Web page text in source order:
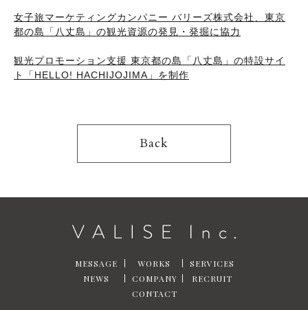
女子旅マーケティングカンパニー バリーズ株式会社、東京
都の島「八丈島」の観光資源の発見・発掘に協力
観光プロモーション支援 東京都の島「八丈島」の特設サイ
ト「HELLO! HACHIJOJIMA」を制作
Back
MESSAGE WORKS
SERVICES
NEWS
COMPANY
RECRUIT
CONTACT